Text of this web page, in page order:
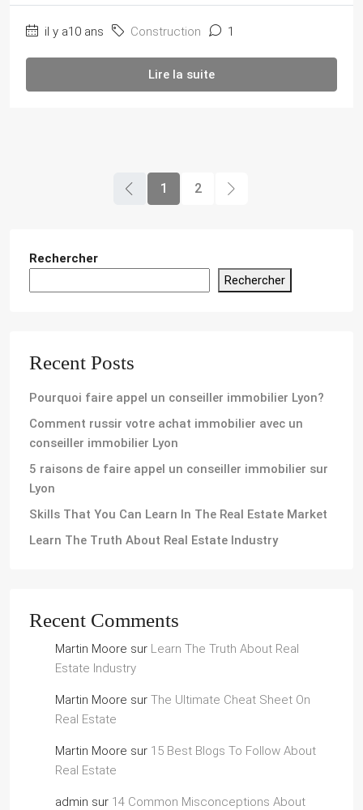
il y a10 ans Construction 1
Lire la suite
1 2
Rechercher
Rechercher
Recent Posts
Pourquoi faire appel un conseiller immobilier Lyon?
Comment russir votre achat immobilier avec un
conseiller immobilier Lyon
5 raisons de faire appel un conseiller immobilier sur
Lyon
Skills That You Can Learn In The Real Estate Market
Learn The Truth About Real Estate Industry
Recent Comments
Martin Moore sur Learn The Truth About Real
Estate Industry
Martin Moore sur The Ultimate Cheat Sheet On
Real Estate
Martin Moore sur 15 Best Blogs To Follow About
Real Estate
admin sur 14 Common Misconceptions About